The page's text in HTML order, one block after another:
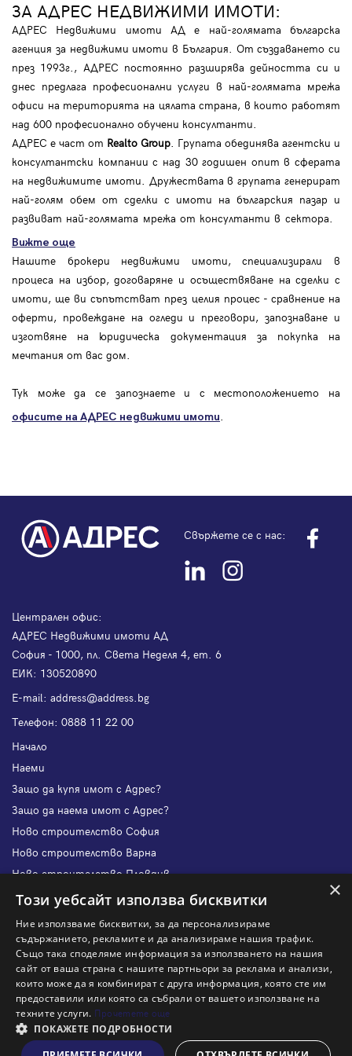
ЗА АДРЕС НЕДВИЖИМИ ИМОТИ:
АДРЕС Недвижими имоти АД е най-голямата българска
агенция за недвижими имоти в България. От създаването си
през 1993г., АДРЕС постоянно разширява дейността си и
днес предлага професионални услуги в най-голямата мрежа
офиси на територията на цялата страна, в които работят
над 600 професионално обучени консултанти.
АДРЕС е част от Realto Group . Групата обединява агентски и
консултантски компании с над 30 годишен опит в сферата
на недвижимите имоти. Дружествата в групата генерират
най-голям обем от сделки с имоти на българския пазар и
развиват най-голямата мрежа от консултанти в сектора.
Вижте още
Нашите брокери недвижими имоти, специализирали в
процеса на избор, договаряне и осъществяване на сделки с
имоти, ще ви съпътстват през целия процес - сравнение на
оферти, провеждане на огледи и преговори, запознаване и
изготвяне на юридическа документация за покупка на
мечтания от вас дом.
Тук може да се запознаете и с местоположението на
офисите на АДРЕС недвижими имоти
Свържете се с нас:
Централен офис:
АДРЕС Недвижими имоти АД
София - 1000, пл. Света Неделя 4, ет. 6
ЕИК: 130520890
Е-mail: address@address.bg
Телефон: 0888 11 22 00
Начало
Наеми
Защо да купя имот с Адрес?
Защо да наема имот с Адрес?
Ново строителство София
Ново строителство Варна
Ново строителство Пловдив
Ново строителство Бургас
Защо да отдам имот с Адрес?
Наши офиси
Кариери
Кои сме ние?
Франчайз
Блог
×
Този уебсайт използва бисквитки
Ние използваме бисквитки, за да персонализираме
съдържанието, рекламите и да анализираме нашия трафик.
Също така споделяме информация за използването на нашия
сайт от ваша страна с нашите партньори за реклама и анализи,
които може да я комбинират с друга информация, която сте им
предоставили или която са събрали от вашето използване на
техните услуги. Прочетете още
ПОКАЖЕТЕ ПОДРОБНОСТИ